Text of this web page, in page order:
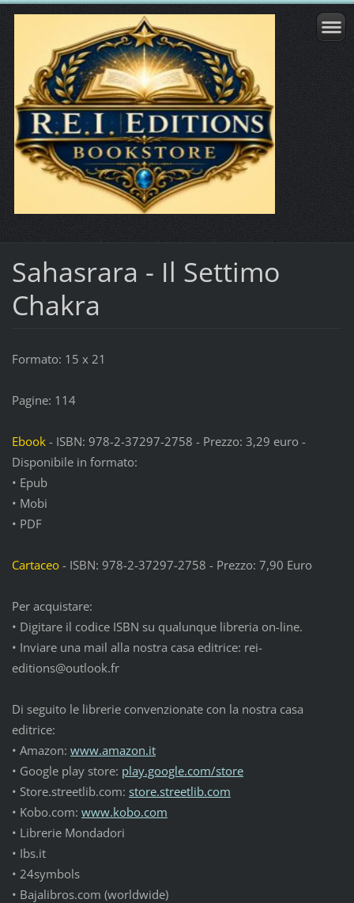
Sahasrara - Il Settimo
Chakra
Formato: 15 x 21
Pagine: 114
Ebook - ISBN: 978-2-37297-2758 - Prezzo: 3,29 euro -
Disponibile in formato:
• Epub
• Mobi
• PDF
Cartaceo- ISBN: 978-2-37297-2758 - Prezzo: 7,90 Euro
Per acquistare:
• Digitare il codice ISBN su qualunque libreria on-line.
• Inviare una mail alla nostra casa editrice: rei-
editions@outlook.fr
Di seguito le librerie convenzionate con la nostra casa
editrice:
• Amazon: www.amazon.it
• Google play store: play.google.com/store
• Store.streetlib.com: store.streetlib.com
• Kobo.com: www.kobo.com
• Librerie Mondadori
• Ibs.it
• 24symbols
• Bajalibros.com (worldwide)